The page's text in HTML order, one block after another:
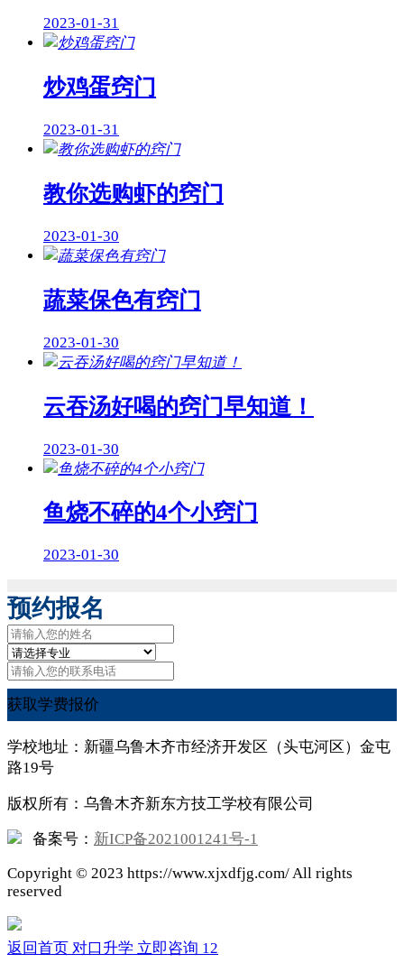
2023-01-31
炒鸡蛋窍门
2023-01-31
教你选购虾的窍门
2023-01-30
蔬菜保色有窍门
2023-01-30
云吞汤好喝的窍门早知道！
2023-01-30
鱼烧不碎的4个小窍门
2023-01-30
预约报名
获取学费报价
学校地址：新疆乌鲁木齐市经济开发区（头屯河区）金屯
路19号
版权所有：乌鲁木齐新东方技工学校有限公司
备案号： 新ICP备2021001241号-1
Copyright © 2023 https://www.xjxdfjg.com/ All rights
reserved
返回首页 对口升学 立即咨询 12